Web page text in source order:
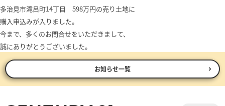
多治見市滝呂町14丁目 598万円の売り土地に
購入申込みが入りました。
今まで、多くのお問合せをいただきまして、
誠にありがとうございました。
お知らせ一覧